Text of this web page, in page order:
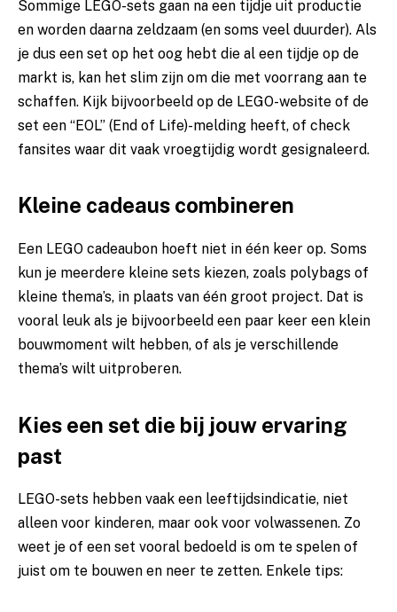
Sommige LEGO-sets gaan na een tijdje uit productie
en worden daarna zeldzaam (en soms veel duurder). Als
je dus een set op het oog hebt die al een tijdje op de
markt is, kan het slim zijn om die met voorrang aan te
schaffen. Kijk bijvoorbeeld op de LEGO-website of de
set een “EOL” (End of Life)-melding heeft, of check
fansites waar dit vaak vroegtijdig wordt gesignaleerd.
Kleine cadeaus combineren
Een LEGO cadeaubon hoeft niet in één keer op. Soms
kun je meerdere kleine sets kiezen, zoals polybags of
kleine thema’s, in plaats van één groot project. Dat is
vooral leuk als je bijvoorbeeld een paar keer een klein
bouwmoment wilt hebben, of als je verschillende
thema’s wilt uitproberen.
Kies een set die bij jouw ervaring
past
LEGO-sets hebben vaak een leeftijdsindicatie, niet
alleen voor kinderen, maar ook voor volwassenen. Zo
weet je of een set vooral bedoeld is om te spelen of
juist om te bouwen en neer te zetten. Enkele tips: